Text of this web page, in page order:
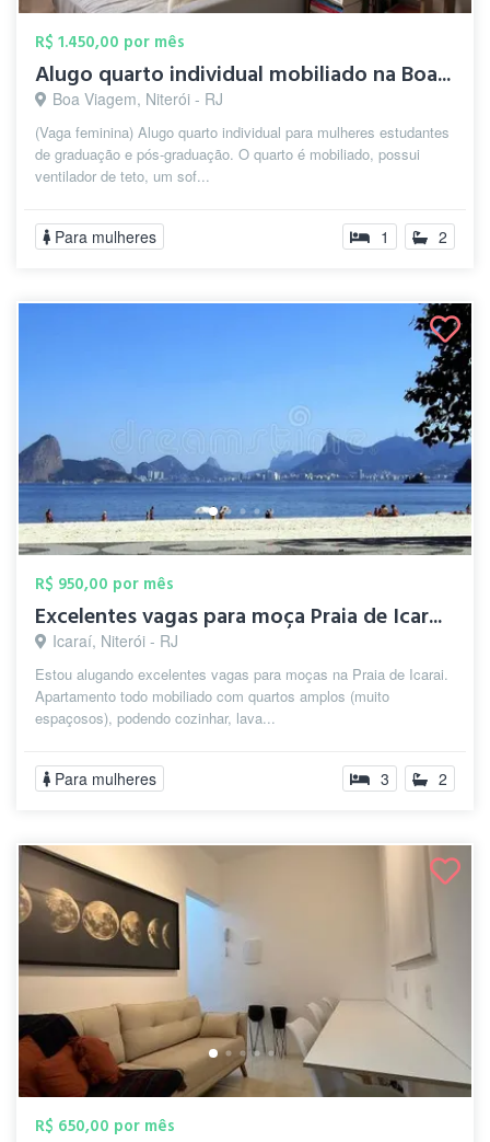
R$ 1.450,00 por mês
Alugo quarto individual mobiliado na Boa...
Boa Viagem, Niterói - RJ
(Vaga feminina) Alugo quarto individual para mulheres estudantes
de graduação e pós-graduação. O quarto é mobiliado, possui
ventilador de teto, um sof...
Para mulheres 1 2
R$ 950,00 por mês
Excelentes vagas para moça Praia de Icar...
Icaraí, Niterói - RJ
Estou alugando excelentes vagas para moças na Praia de Icarai.
Apartamento todo mobiliado com quartos amplos (muito
espaçosos), podendo cozinhar, lava...
Para mulheres 3 2
R$ 650,00 por mês